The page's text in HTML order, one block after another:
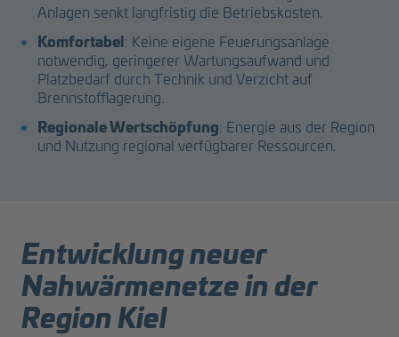
Anlagen senkt langfristig die Betriebskosten.
Komfortabel: Keine eigene Feuerungsanlage
notwendig, geringerer Wartungsaufwand und
Platzbedarf durch Technik und Verzicht auf
Brennstofflagerung.
Regionale Wertschöpfung: Energie aus der Region
und Nutzung regional verfügbarer Ressourcen.
Entwicklung neuer
Nahwärmenetze in der
Region Kiel